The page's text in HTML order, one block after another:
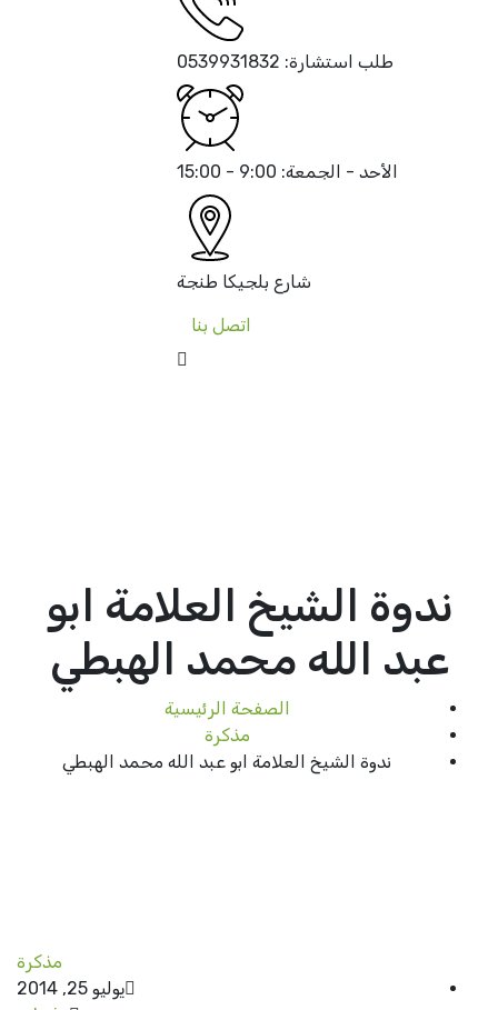
طلب استشارة: 0539931832
الأحد - الجمعة: 9:00 - 15:00
شارع بلجيكا طنجة
اتصل بنا
ندوة الشيخ العلامة ابو
عبد الله محمد الهبطي
الصفحة الرئيسية
مذكرة
ندوة الشيخ العلامة ابو عبد الله محمد الهبطي
مذكرة
يوليو 25, 2014